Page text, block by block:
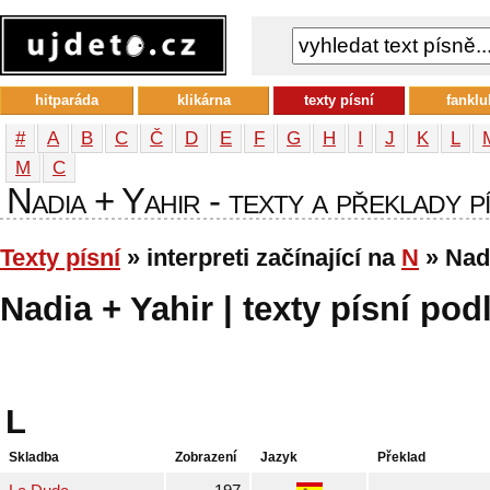
# A B C Č D E F G H I J K L
М
С
Nadia + Yahir - texty a překlady
Texty písní» interpreti začínající na N »
Nadia + Yahir | texty písní
L
Skladba Zobrazení Jazyk Překlad
hitparáda klikárna texty písní